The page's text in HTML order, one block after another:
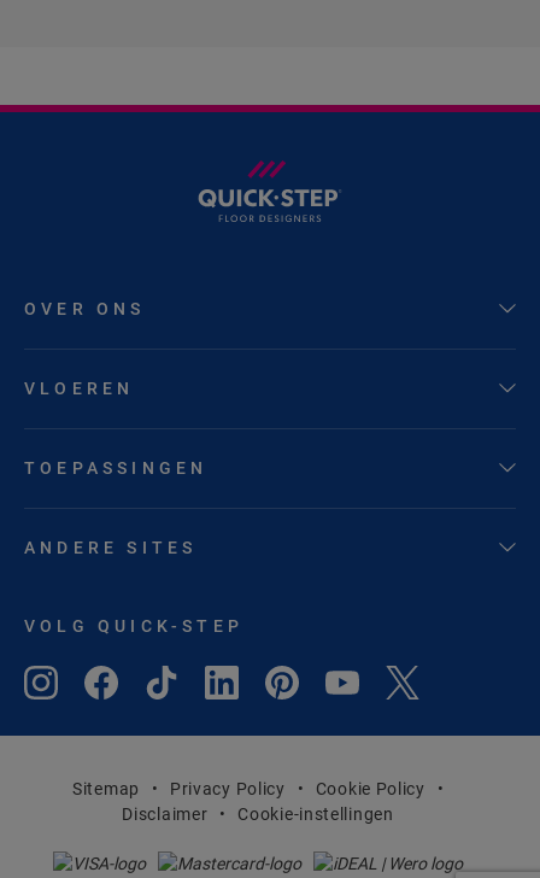
OVER ONS
VLOEREN
TOEPASSINGEN
ANDERE SITES
VOLG QUICK-STEP
Sitemap Privacy Policy
Cookie Policy
Disclaimer
Cookie-instellingen